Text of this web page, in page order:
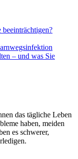
beeinträchtigen?
– und was Sie
das tägliche Leben
haben, meiden
es schwerer,